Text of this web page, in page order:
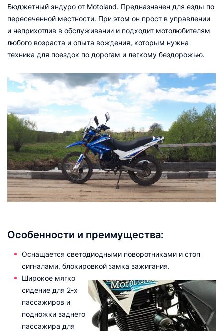
Бюджетный эндуро от Motoland. Предназначен для езды по
пересеченной местности. При этом он прост в управлении
и неприхотлив в обслуживании и подходит мотолюбителям
любого возраста и опыта вождения, которым нужна
техника для поездок по дорогам и легкому бездорожью.
Особенности и преимущества:
Оснащается светодиодными поворотниками и стоп
сигналами, блокировкой замка зажигания.
Широкое мягко
сидение для 2-х
пассажиров и
подножки заднего
пассажира для